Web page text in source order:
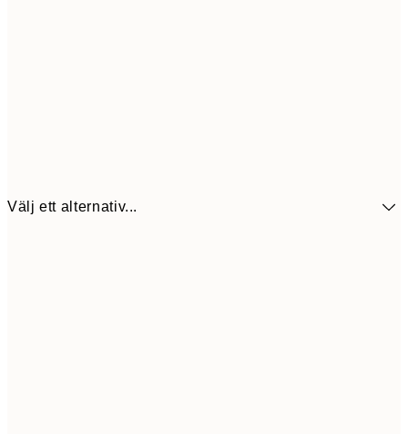
Välj ett alternativ...